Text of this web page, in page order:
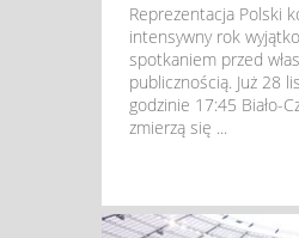
Reprezentacja Polski
intensywny rok
spotkaniem przed
publicznością. Już 28
godzinie 17:45 Biało-
zmierzą się ...